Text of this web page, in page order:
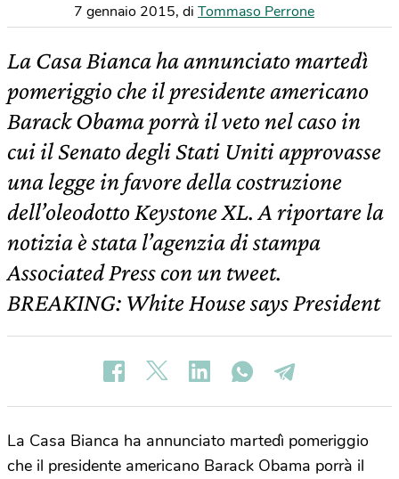
7 gennaio 2015, di Tommaso Perrone
La Casa Bianca ha annunciato martedì
pomeriggio che il presidente americano
Barack Obama porrà il veto nel caso in
cui il Senato degli Stati Uniti approvasse
una legge in favore della costruzione
dell’oleodotto Keystone XL. A riportare la
notizia è stata l’agenzia di stampa
Associated Press con un tweet.
BREAKING: White House says President
La Casa Bianca ha annunciato martedì pomeriggio
che il presidente americano Barack Obama porrà il